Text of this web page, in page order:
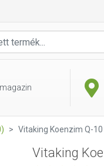
Vitaking Koenzim Q-
Vitaking